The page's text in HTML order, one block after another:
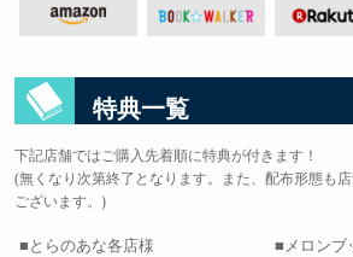
特典一覧
下記店舗ではご購入先着順に特典が付きます！
(無くなり次第終了となります。また、配布形態も
ございます。)
とらのあな各店様 メロンブ